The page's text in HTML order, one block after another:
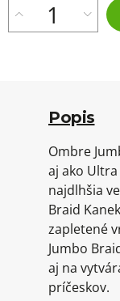
Popis
Ombre
aj ako
najdlhšia
Braid
zapletené
Jumbo
aj na
príčeskov.